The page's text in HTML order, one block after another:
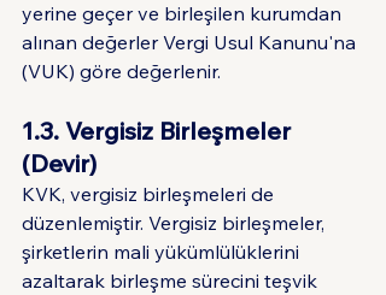
yerine geçer ve birleşilen kurumdan
alınan değerler Vergi Usul Kanunu'na
(VUK) göre değerlenir.
1.3. Vergisiz Birleşmeler
(Devir)
KVK, vergisiz birleşmeleri de
düzenlemiştir. Vergisiz birleşmeler,
şirketlerin mali yükümlülüklerini
azaltarak birleşme sürecini teşvik